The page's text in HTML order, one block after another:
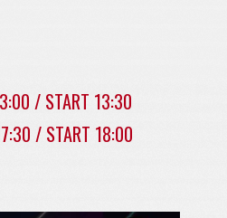
/ START 13:30
/ START 18:00